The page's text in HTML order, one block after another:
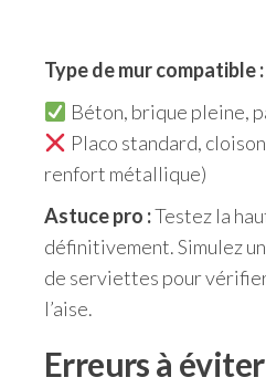
Type de mur compatible :
Béton, brique pleine,
Placo standard,
renfort métallique)
Astuce pro :Testez la
définitivement. Simulez
de serviettes pour
l’aise.
Erreurs à éviter